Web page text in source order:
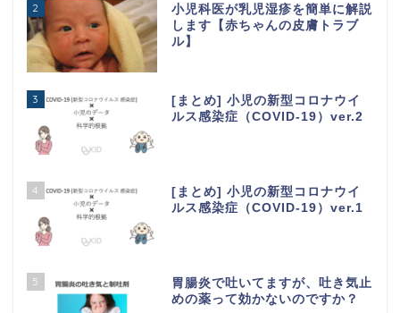
2
小児科医が乳児湿疹を簡単に解説
します【赤ちゃんの皮膚トラブ
ル】
3
[まとめ] 小児の新型コロナウイ
ルス感染症（COVID-19）ver.2
4
[まとめ] 小児の新型コロナウイ
ルス感染症（COVID-19）ver.1
5
胃腸炎で吐いてますが、吐き気止
めの薬って効かないのですか？